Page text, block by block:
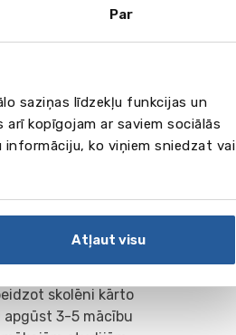
Par
saziņas līdzekļu funkcijas un
kopīgojam ar saviem sociālās
informāciju, ko viņiem sniedzat vai
Atļaut visu
filozofija, zinātne,
nedēļā,
privātskolā vai
zināšanas, apgūstot
dabiskajā
skolēni kārto
apgūst 3-5 mācību